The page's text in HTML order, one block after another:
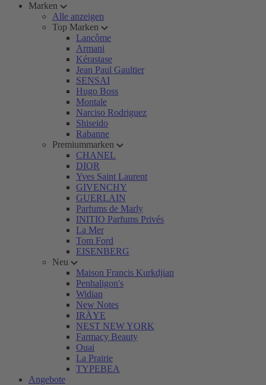
Marken
Alle anzeigen
Top Marken
Lancôme
Armani
Kérastase
Jean Paul Gaultier
SENSAI
Hugo Boss
Montale
Narciso Rodriguez
Shiseido
Rabanne
Premiummarken
CHANEL
DIOR
Yves Saint Laurent
GIVENCHY
GUERLAIN
Parfums de Marly
INITIO Parfums Privés
La Mer
Tom Ford
EISENBERG
Neu
Maison Francis Kurkdjian
Penhaligon's
Widian
New Notes
IRÄYE
NEST NEW YORK
Farmacy Beauty
Ouai
La Prairie
TYPEBEA
Angebote